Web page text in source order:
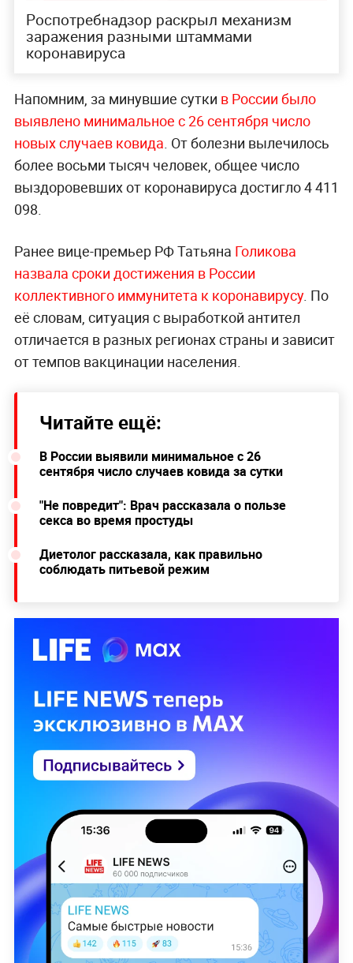
Роспотребнадзор раскрыл механизм
заражения разными штаммами
коронавируса
Напомним, за минувшие сутки в России было
выявлено минимальное с 26 сентября число
новых случаев ковида . От болезни вылечилось
более восьми тысяч человек, общее число
выздоровевших от коронавируса достигло 4 411
098.
Ранее вице-премьер РФ Татьяна Голикова
назвала сроки достижения в России
коллективного иммунитета к коронавирусу. По
её словам, ситуация с выработкой антител
отличается в разных регионах страны и зависит
от темпов вакцинации населения.
Читайте ещё:
В России выявили минимальное с 26
сентября число случаев ковида за сутки
"Не повредит": Врач рассказала о пользе
секса во время простуды
Диетолог рассказала, как правильно
соблюдать питьевой режим